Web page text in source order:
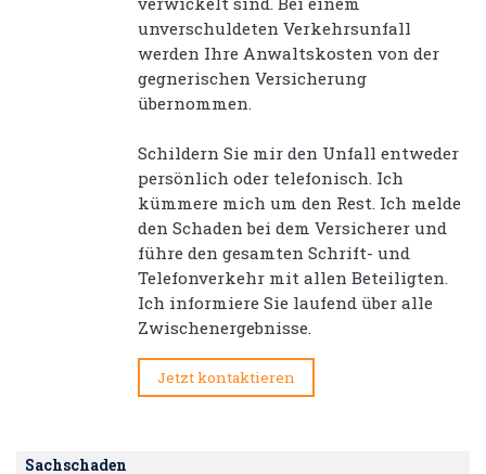
unverschuldeten Verkehrsunfall
werden Ihre Anwaltskosten von der
gegnerischen Versicherung
übernommen.
Schildern Sie mir den Unfall entweder
persönlich oder telefonisch. Ich
kümmere mich um den Rest. Ich melde
den Schaden bei dem Versicherer und
führe den gesamten Schrift- und
Telefonverkehr mit allen Beteiligten.
Ich informiere Sie laufend über alle
Zwischenergebnisse.
Jetzt kontaktieren
Sachschaden